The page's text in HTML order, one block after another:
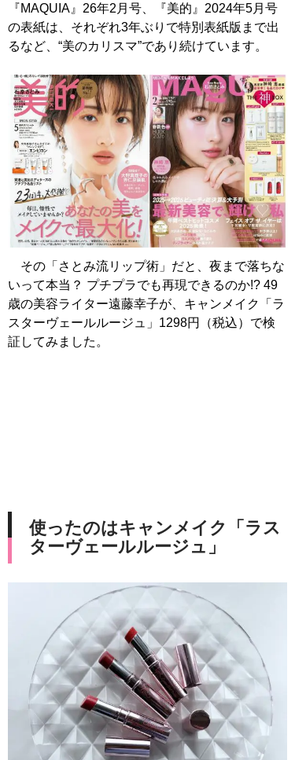
『MAQUIA』26年2月号、『美的』2024年5月号
の表紙は、それぞれ3年ぶりで特別表紙版まで出
るなど、“美のカリスマ”であり続けています。
その「さとみ流リップ術」だと、夜まで落ちな
いって本当？ プチプラでも再現できるのか!? 49
歳の美容ライター遠藤幸子が、キャンメイク「ラ
スターヴェールルージュ」1298円（税込）で検
証してみました。
使ったのはキャンメイク「ラス
ターヴェールルージュ」